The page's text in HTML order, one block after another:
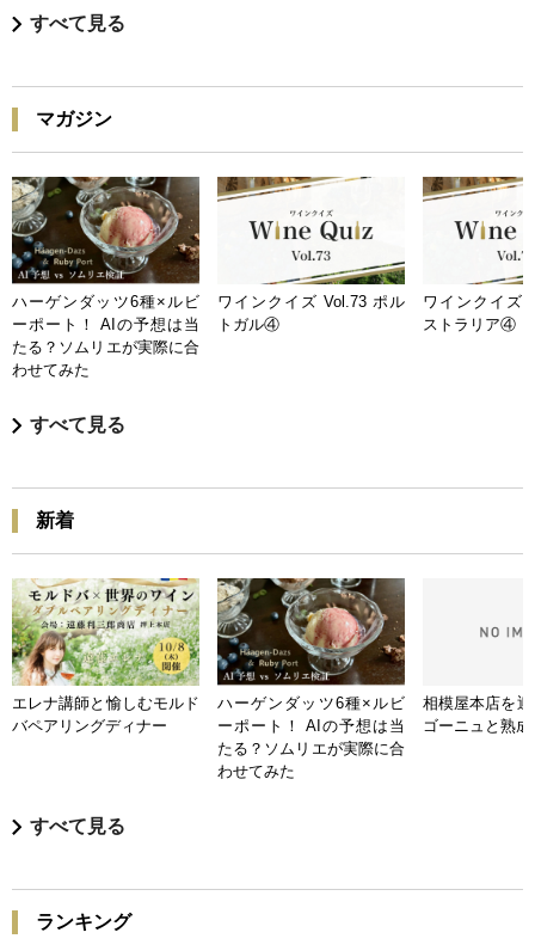
すべて見る
マガジン
ハーゲンダッツ6種×ルビ
ーポート！ AIの予想は当
たる？ソムリエが実際に合
わせてみた
ワインクイズ Vol.73 ポル
トガル④
ワインクイズ
ストラリア④
すべて見る
新着
エレナ講師と愉しむモルド
バペアリングディナー
ハーゲンダッツ6種×ルビ
ーポート！ AIの予想は当
たる？ソムリエが実際に合
わせてみた
相模屋本店を
ゴーニュと熟
すべて見る
ランキング